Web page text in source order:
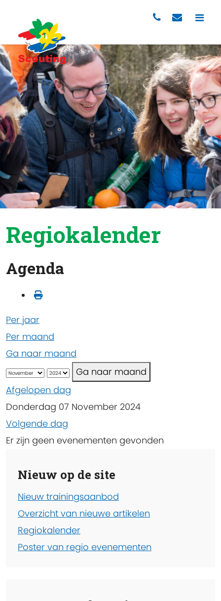
Regiokalender
Agenda
Per jaar
Per maand
Ga naar maand
Ga naar maand
Afgelopen dag
Donderdag 07 November 2024
Volgende dag
Er zijn geen evenementen gevonden
Nieuw op de site
Nieuw trainingsaanbod
Overzicht van nieuwe artikelen
Regiokalender
Poster van regio evenementen